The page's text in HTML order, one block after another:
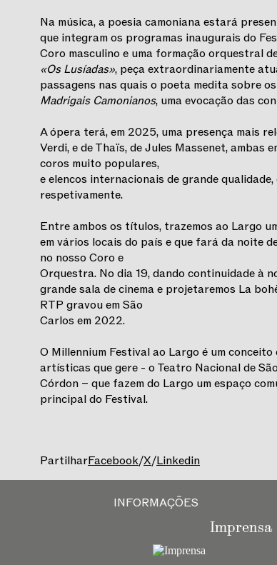
Na música, a poesia camoniana estará
que integram os programas inaugurais do
Coro masculino e uma formação orquestral
«Os Lusíadas», peça extraordinariamente
passagens nas quais o poeta medita sobre
Madrigais Camonianos, uma evocação das
A ópera terá, em 2025, uma presença mais
Verdi, e de Thaïs, de Jules Massenet, ambas
coros muito populares,
e elencos internacionais de grande
respetivamente.
Entre ambos os títulos, trazemos ao Largo
em vários locais do país e que fará da noite
no nosso Coro e
Orquestra. No dia 19, dando continuidade à
grande sala de cinema e projetaremos La
RTP gravou em São
Carlos em 2022.
O Millennium Festival ao Largo é um
artísticas que gere - o Teatro Nacional de
Córdon – que fazem do Largo um espaço
principal do Festival.
PartilharFacebook/X/Linkedin
INFORMAÇÕES
Imprensa